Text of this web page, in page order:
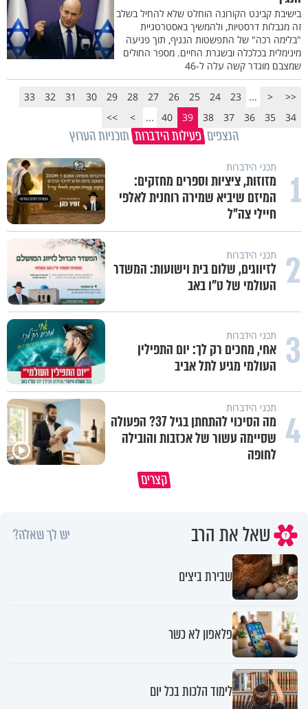
בישיבת קבינט הקורונה הוחלט שלא להחיל בשלב
זה מגבלות דרסטיות, ולהמשיך באסטרטגיית
"בלימה רכה" של התפשטות הנגיף, תוך פגיעה
מינימלית בכלכלה ובשגרת החיים. מספר החולים
שמצבם מוגדר קשה עלה ל-46
<<
<
...
23
24
25
26
27
28
29
30
31
32
33
34
35
36
37
38
39
40
...
>
>>
הנצפים פעילות הידברות תוכניות הערוץ
1 תכני הידברות
מזוזות, ציציות וספרים מחזקים:
המיזם שיביא שמירה רוחנית לאלפי
חיילי צה"ל
2 תכני הידברות
לזיווגים, שלום בית וישועות: המשדר
העולמי של ט"ו באב
3 תכני הידברות
אחי, מחכים רק לך: יום התפילין
העולמי מגיע לתל אביב
4 תכני הידברות
מה הסיכוי להתחתן בגיל 37? הפעולה
שסיימה עשור של אכזבות והובילה
לחופה
קצרים
האם אפשר להפוך קללה לברכה?
תהיו אהרון הכהן - תשכינו שלום
שאל את הרב יש לך שאלה?
שבירת ביצים
פלאפון לא כשר
לימוד הלכות בכל יום